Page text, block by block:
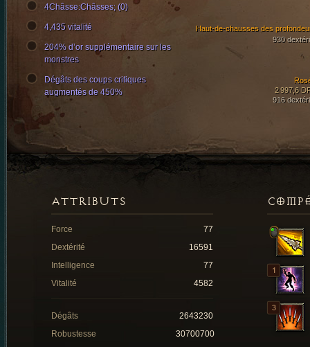
Haut-de-chausses des
930
2 997,6
916
4Châsse:Châsses; (0)
4,435 vitalité
204% d’or supplémentaire sur les
monstres
Dégâts des coups critiques
augmentés de 450%
ATTRIBUTS
Force
77
Dextérité
16591
Intelligence
77
Vitalité
4582
Dégâts
2643230
Robustesse
30700700